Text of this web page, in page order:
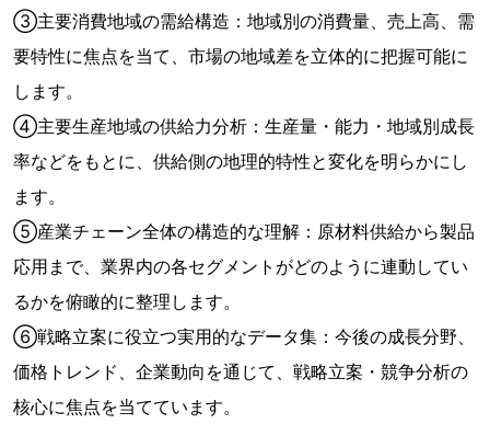
③主要消費地域の需給構造：地域別の消費量、売上高、需
要特性に焦点を当て、市場の地域差を立体的に把握可能に
します。
④主要生産地域の供給力分析：生産量・能力・地域別成長
率などをもとに、供給側の地理的特性と変化を明らかにし
ます。
⑤産業チェーン全体の構造的な理解：原材料供給から製品
応用まで、業界内の各セグメントがどのように連動してい
るかを俯瞰的に整理します。
⑥戦略立案に役立つ実用的なデータ集：今後の成長分野、
価格トレンド、企業動向を通じて、戦略立案・競争分析の
核心に焦点を当てています。